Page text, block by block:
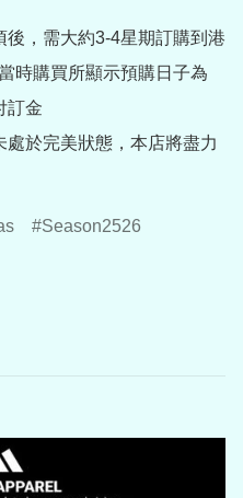
，需大約3-4星期訂購到港
時購買所顯示預購日子為
訂金
於完美狀態，本店將盡力
Season2526